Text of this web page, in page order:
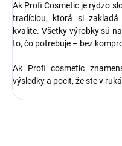
Ak Profi Cosmetic je rýdzo
tradíciou, ktorá si
kvalite. Všetky výrobky sú
to, čo potrebuje – bez
Ak Profi cosmetic
výsledky a pocit, že ste v